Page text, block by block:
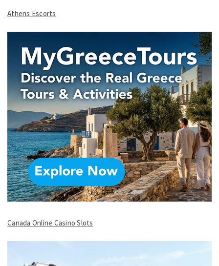
Athens Escorts
Canada Online Casino Slots